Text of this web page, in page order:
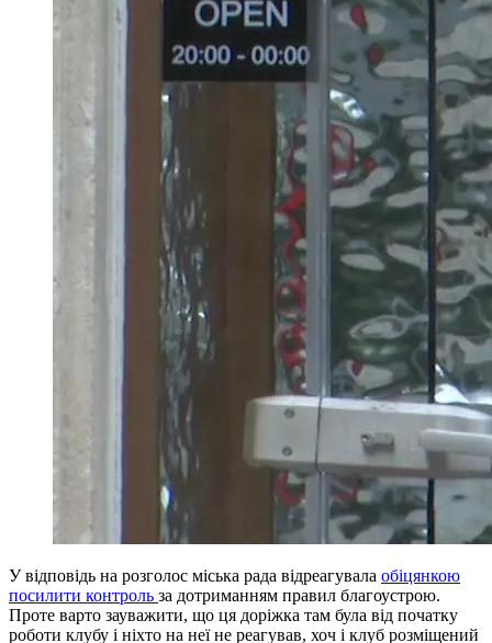
У відповідь на розголос міська рада відреагувала обіцянкою
посилити контроль за дотриманням правил благоустрою.
Проте варто зауважити, що ця доріжка там була від початку
роботи клубу і ніхто на неї не реагував, хоч і клуб розміщений